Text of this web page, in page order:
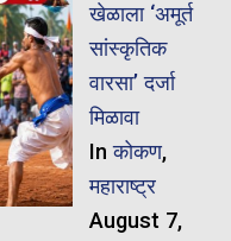
खेळाला ‘अमूर्त
सांस्कृतिक
वारसा’ दर्जा
मिळावा
Inकोकण,
महाराष्ट्र
August 7,